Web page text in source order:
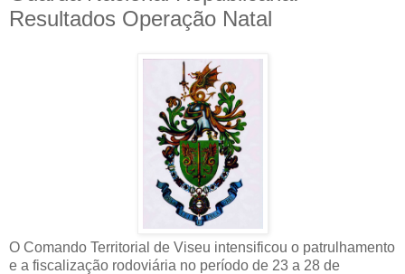
Resultados Operação Natal
O Comando Territorial de Viseu intensificou o patrulhamento
e a fiscalização rodoviária no período de 23 a 28 de